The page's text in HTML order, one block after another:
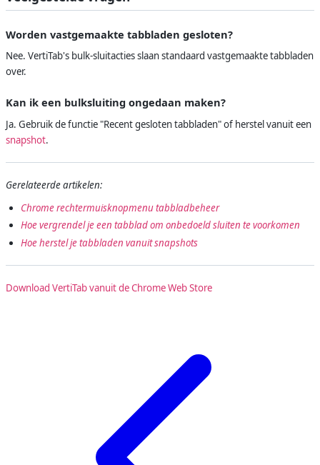
Worden vastgemaakte tabbladen gesloten?
Nee. VertiTab's bulk-sluitacties slaan standaard vastgemaakte tabbladen
over.
Kan ik een bulksluiting ongedaan maken?
Ja. Gebruik de functie "Recent gesloten tabbladen" of herstel vanuit een
snapshot.
Gerelateerde artikelen:
Chrome rechtermuisknopmenu tabbladbeheer
Hoe vergrendel je een tabblad om onbedoeld sluiten te voorkomen
Hoe herstel je tabbladen vanuit snapshots
Download VertiTab vanuit de Chrome Web Store